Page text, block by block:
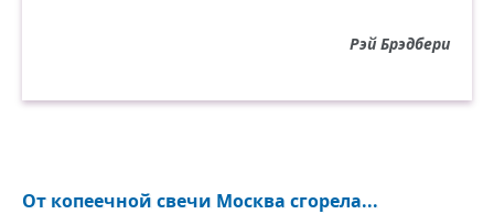
Рэй Брэдбери
От копеечной свечи Москва сгорела...